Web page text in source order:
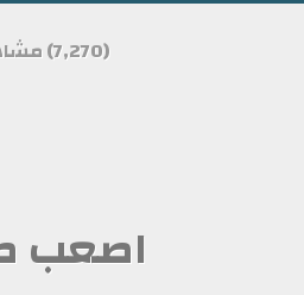
(7,270) مشاهدة
اصعب